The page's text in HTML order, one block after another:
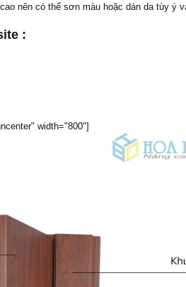
nên có thể sơn màu hoặc dán da tùy ý
:
width="800"]